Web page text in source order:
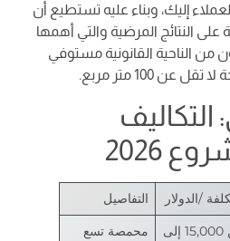
إليك، وبناء عليه تستطيع أن
النتائج المرضية والتي أهمها
من الناحية القانونية مستوفي
100 متر مربع.
التكاليف
2026
/الدولار
التفاصيل
من 15,000 إلى
محمصة تسع